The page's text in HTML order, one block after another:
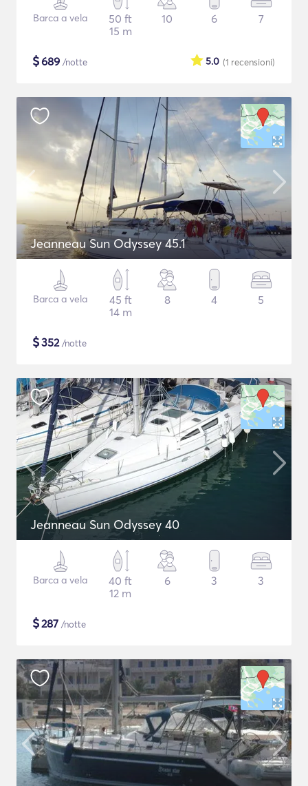
Barca a vela
50 ft
15 m
10 6 7
$689 /notte (1 recensioni)
5.0
Jeanneau Sun Odyssey 45.1
Barca a vela
45 ft
14 m
8 4 5
$352/notte
Jeanneau Sun Odyssey 40
Barca a vela
40 ft
12 m
6 3 3
$287 /notte